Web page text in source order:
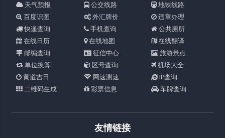
天气预报
公交线路
地铁线路
百度识图
外汇牌价
违章办理
快递查询
手机查询
公共厕所
在线日历
在线地图
在线翻译
邮编查询
征信中心
旅游景点
单位换算
区号查询
机场大全
黄道吉日
网速测速
IP查询
二维码生成
彩票信息 车牌查询
友情链接